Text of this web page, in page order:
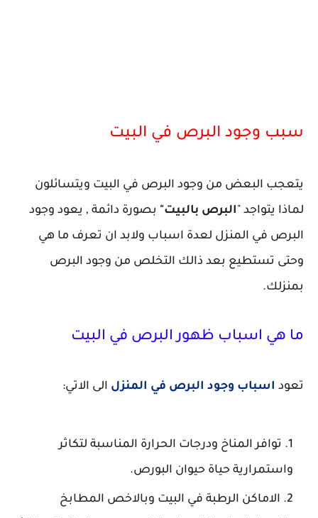
سبب وجود البرص في البيت
يتعجب البعض من وجود البرص في البيت ويتسائلون
لماذا يتواجد "البرص بالبيت" بصورة دائمة , يعود وجود
البرص في المنزل لعدة اسباب ولابد ان تعرف ما هي
وحتى تستطيع بعد ذالك التخلص من وجود البرص
بمنزلك.
ما هي اسباب ظهور البرص في البيت
تعود اسباب وجود البرص في المنزل الى الاتي:
توافر المناخ ودرجات الحرارة المناسبة لتكاثر
واستمرارية حياة حيوان البورص.
الاماكن الرطبة في البيت وبالاخص المطابخ